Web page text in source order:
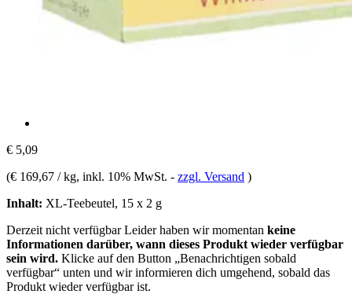
€ 5,09
(€ 169,67 / kg, inkl. 10% MwSt. - zzgl. Versand )
Inhalt: XL-Teebeutel, 15 x 2 g
Derzeit nicht verfügbarLeider haben wir momentan keine
Informationen darüber, wann dieses Produkt wieder verfügbar
sein wird. Klicke auf den Button „Benachrichtigen sobald
verfügbar“ unten und wir informieren dich umgehend, sobald das
Produkt wieder verfügbar ist.